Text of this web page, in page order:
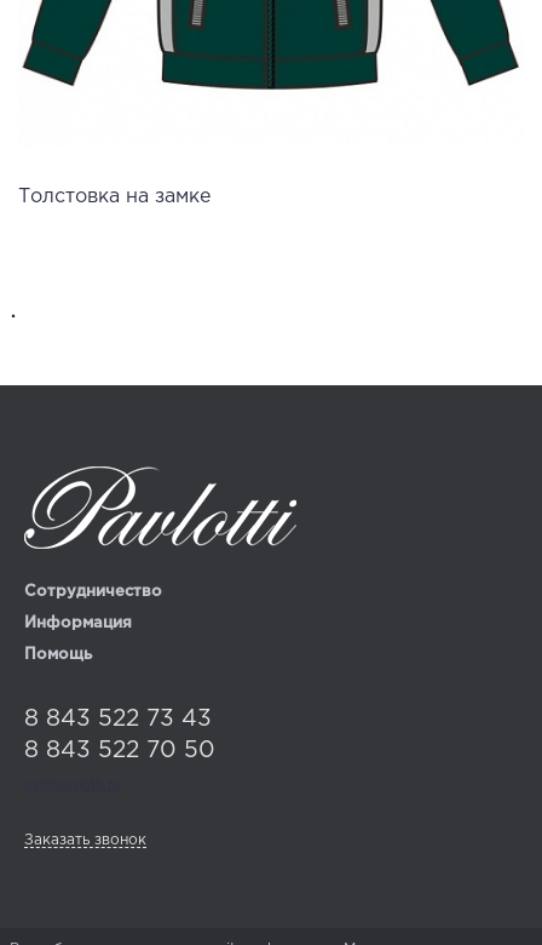
Толстовка на замке
.
Сотрудничество
Информация
Помощь
8 843 522 73 43
8 843 522 70 50
Заказать звонок